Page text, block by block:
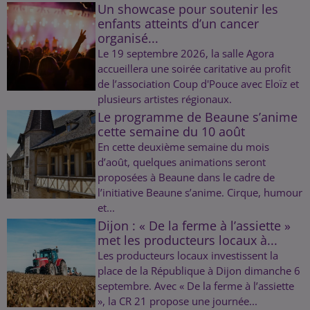
Un showcase pour soutenir les
enfants atteints d’un cancer
organisé...
Le 19 septembre 2026, la salle Agora
accueillera une soirée caritative au profit
de l’association Coup d'Pouce avec Eloïz et
plusieurs artistes régionaux.
Le programme de Beaune s’anime
cette semaine du 10 août
En cette deuxième semaine du mois
d’août, quelques animations seront
proposées à Beaune dans le cadre de
l’initiative Beaune s’anime. Cirque, humour
et...
Dijon : « De la ferme à l’assiette »
met les producteurs locaux à...
Les producteurs locaux investissent la
place de la République à Dijon dimanche 6
septembre. Avec « De la ferme à l’assiette
», la CR 21 propose une journée...